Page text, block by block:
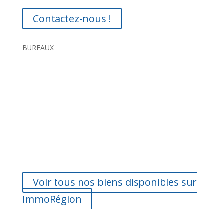
Contactez-nous !
BUREAUX
Voir tous nos biens disponibles sur
ImmoRégion